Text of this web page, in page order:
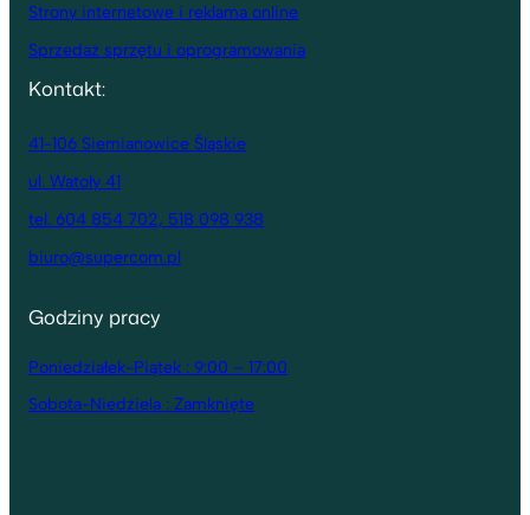
Strony internetowe i reklama online
Sprzedaż sprzętu i oprogramowania
Kontakt:
41-106 Siemianowice Śląskie
ul. Watoły 41
tel. 604 854 702, 518 098 938
biuro@supercom.pl
Godziny pracy
Poniedziałek-Piątek : 9:00 – 17:00
Sobota-Niedziela : Zamknięte